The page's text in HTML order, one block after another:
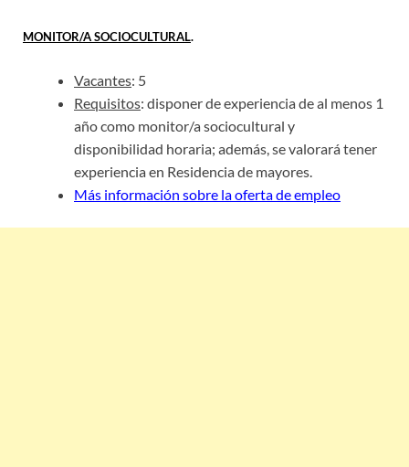
MONITOR/A SOCIOCULTURAL.
Vacantes: 5
Requisitos: disponer de experiencia de al menos 1
año como monitor/a sociocultural y
disponibilidad horaria; además, se valorará tener
experiencia en Residencia de mayores.
Más información sobre la oferta de empleo